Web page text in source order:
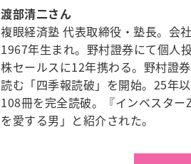
渡部清二​さん
複眼経済塾 代表取締役・塾長。会
1967年生まれ。野村證券にて個人
株セールスに12年携わる。野村證
読む「四季報読破」を開始。25年
108冊を完全読破。『インベスタ
を愛する男」と紹介された。